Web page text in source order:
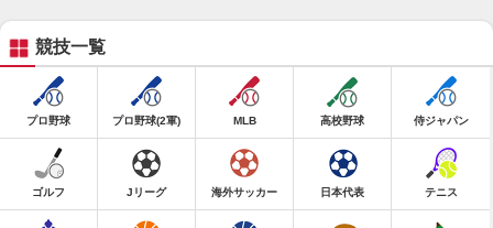
競技一覧
プロ野球 プロ野球(2軍) MLB 高校野球 侍ジャパン
ゴルフ Jリーグ 海外サッカー 日本代表 テニス